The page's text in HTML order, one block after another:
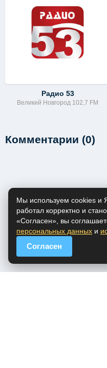
Радио 53
Великий Новгород 102,7 FM
Комментарии (0)
Мы используем cookies и
работал корректно и
«Согласен», вы
персональных данных и
Согласен